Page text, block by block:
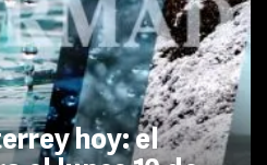
hoy: el